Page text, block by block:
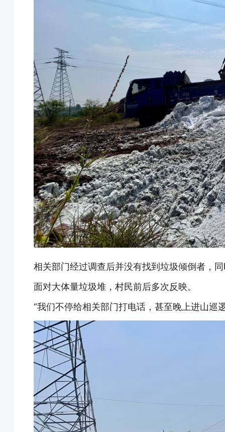
相关部门经过调查后并没有找到垃圾倾倒者，
面对大体量垃圾堆，村民前后多次反映。
“我们不停给相关部门打电话，甚至晚上进山巡